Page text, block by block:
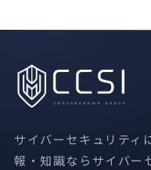
サイバーセキュリティ
報・知識ならサイバー